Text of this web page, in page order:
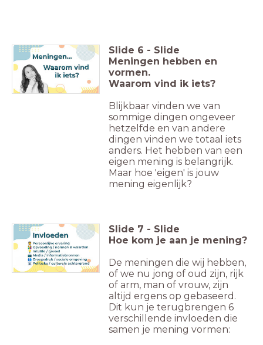
Slide 6 - Slide
Meningen hebben en
vormen.
Waarom vind ik iets?
Blijkbaar vinden we van
sommige dingen ongeveer
hetzelfde en van andere
dingen vinden we totaal iets
anders. Het hebben van een
eigen mening is belangrijk.
Maar hoe 'eigen' is jouw
mening eigenlijk?
Slide 7 - Slide
Hoe kom je aan je mening?
De meningen die wij hebben,
of we nu jong of oud zijn, rijk
of arm, man of vrouw, zijn
altijd ergens op gebaseerd.
Dit kun je terugbrengen 6
verschillende invloeden die
samen je mening vormen: